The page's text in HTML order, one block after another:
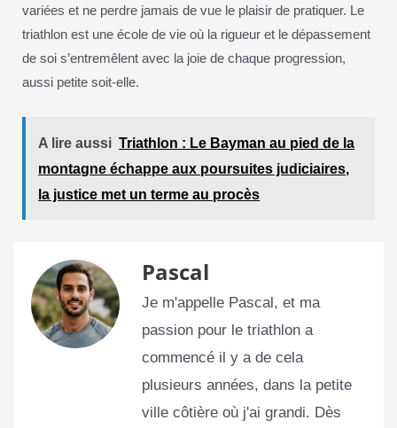
variées et ne perdre jamais de vue le plaisir de pratiquer. Le
triathlon est une école de vie où la rigueur et le dépassement
de soi s’entremêlent avec la joie de chaque progression,
aussi petite soit-elle.
A lire aussi Triathlon : Le Bayman au pied de la
montagne échappe aux poursuites judiciaires,
la justice met un terme au procès
Pascal
Je m'appelle Pascal, et ma
passion pour le triathlon a
commencé il y a de cela
plusieurs années, dans la petite
ville côtière où j'ai grandi. Dès